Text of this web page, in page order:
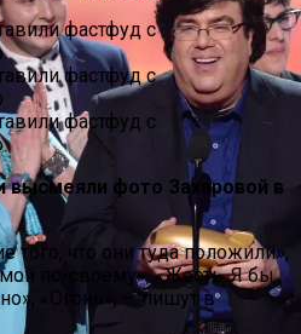
высмеяли фото Захаровой в
того, что они туда положили»,
по-своему», «Жесть. Я бы
«Огонь», — пишут в